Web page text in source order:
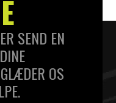
SEND EN
OS